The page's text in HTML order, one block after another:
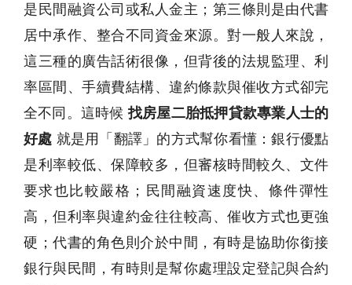
是民間融資公司或私人金主；第三條則是由代書
居中承作、整合不同資金來源。對一般人來說，
這三種的廣告話術很像，但背後的法規監理、利
率區間、手續費結構、違約條款與催收方式卻完
全不同。這時候找房屋二胎抵押貸款專業人士的
好處 就是用「翻譯」的方式幫你看懂：銀行優點
是利率較低、保障較多，但審核時間較久、文件
要求也比較嚴格；民間融資速度快、條件彈性
高，但利率與違約金往往較高、催收方式也更強
硬；代書的角色則介於中間，有時是協助你銜接
銀行與民間，有時則是幫你處理設定登記與合約